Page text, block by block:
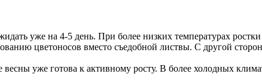
уже на 4-5 день. При более низких температурах
цветоносов вместо съедобной листвы. С другой
уже готова к активному росту. В более холодных